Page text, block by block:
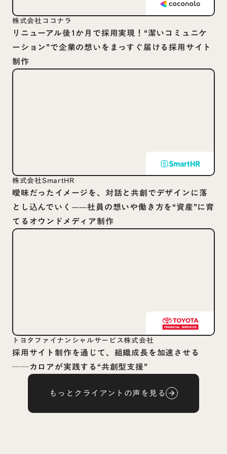
株式会社ココナラ
リニューアル後1か月で採用実現！“潔いコミュニケ
ーション”で企業の想いをまっすぐ届ける採用サイト
制作
株式会社SmartHR
曖昧だったイメージを、対話と共創でデザインに落
とし込んでいく——社員の想いや働き方を“資産”に育
てるオウンドメディア制作
トヨタファイナンシャルサービス株式会社
採用サイト制作を通じて、組織成長を加速させる
──カロアが実践する“共創型支援”
もっとクライアントの声を見る arrow_forward